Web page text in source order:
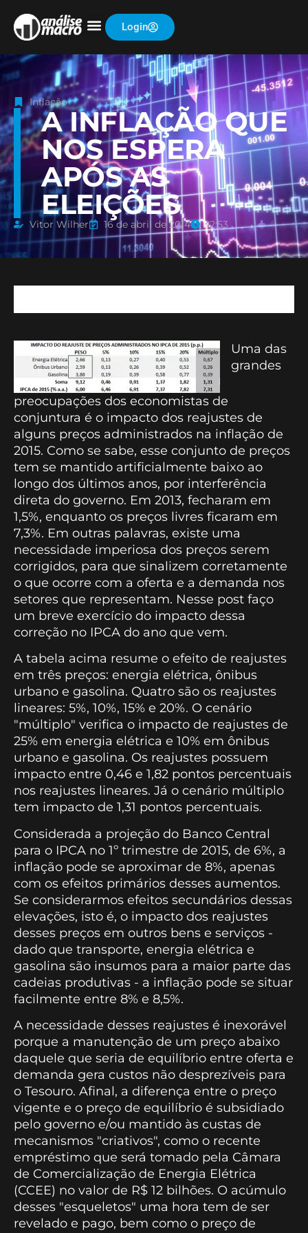
Login
Inflação
A INFLAÇÃO QUE
NOS ESPERA
APÓS AS
ELEIÇÕES
Vitor Wilher 16 de abril de 2014 12:53
Uma das
grandes
preocupações dos economistas de
conjuntura é o impacto dos reajustes de
alguns preços administrados na inflação de
2015. Como se sabe, esse conjunto de preços
tem se mantido artificialmente baixo ao
longo dos últimos anos, por interferência
direta do governo. Em 2013, fecharam em
1,5%, enquanto os preços livres ficaram em
7,3%. Em outras palavras, existe uma
necessidade imperiosa dos preços serem
corrigidos, para que sinalizem corretamente
o que ocorre com a oferta e a demanda nos
setores que representam. Nesse post faço
um breve exercício do impacto dessa
correção no IPCA do ano que vem.
A tabela acima resume o efeito de reajustes
em três preços: energia elétrica, ônibus
urbano e gasolina. Quatro são os reajustes
lineares: 5%, 10%, 15% e 20%. O cenário
"múltiplo" verifica o impacto de reajustes de
25% em energia elétrica e 10% em ônibus
urbano e gasolina. Os reajustes possuem
impacto entre 0,46 e 1,82 pontos percentuais
nos reajustes lineares. Já o cenário múltiplo
tem impacto de 1,31 pontos percentuais.
Considerada a projeção do Banco Central
para o IPCA no 1º trimestre de 2015, de 6%, a
inflação pode se aproximar de 8%, apenas
com os efeitos primários desses aumentos.
Se considerarmos efeitos secundários dessas
elevações, isto é, o impacto dos reajustes
desses preços em outros bens e serviços -
dado que transporte, energia elétrica e
gasolina são insumos para a maior parte das
cadeias produtivas - a inflação pode se situar
facilmente entre 8% e 8,5%.
A necessidade desses reajustes é inexorável
porque a manutenção de um preço abaixo
daquele que seria de equilíbrio entre oferta e
demanda gera custos não desprezíveis para
o Tesouro. Afinal, a diferença entre o preço
vigente e o preço de equilíbrio é subsidiado
pelo governo e/ou mantido às custas de
mecanismos "criativos", como o recente
empréstimo que será tomado pela Câmara
de Comercialização de Energia Elétrica
(CCEE) no valor de R$ 12 bilhões. O acúmulo
desses "esqueletos" uma hora tem de ser
revelado e pago, bem como o preço de